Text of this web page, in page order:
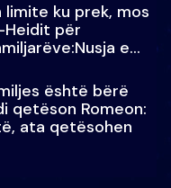
limite ku prek, mos
Heidit për
e
është bërë
qetëson Romeon:
ata qetësohen